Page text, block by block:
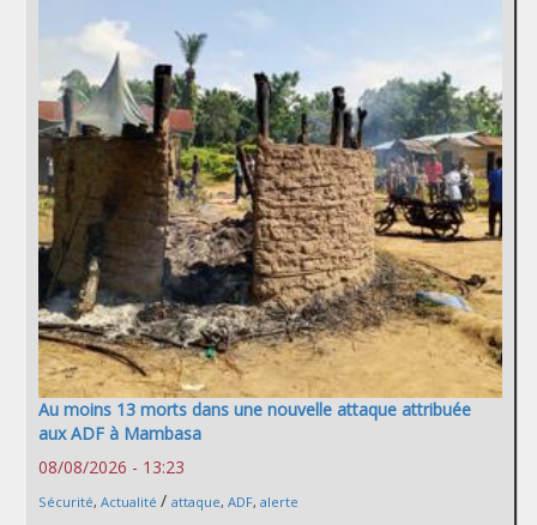
Au moins 13 morts dans une nouvelle attaque attribuée
aux ADF à Mambasa
08/08/2026 - 13:23
Sécurité, Actualité / attaque, ADF, alerte